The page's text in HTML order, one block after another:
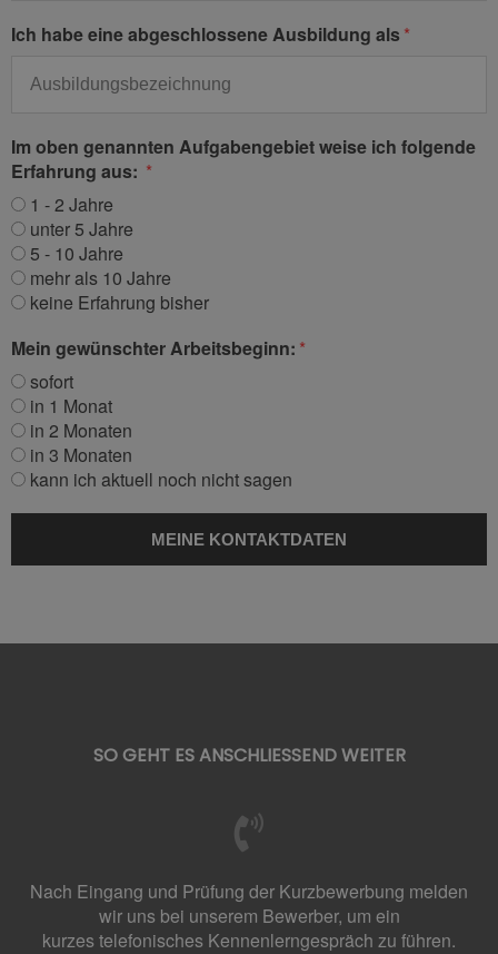
Ich habe eine abgeschlossene Ausbildung als
Im oben genannten Aufgabengebiet weise ich folgende
Erfahrung aus:
1 - 2 Jahre
unter 5 Jahre
5 - 10 Jahre
mehr als 10 Jahre
keine Erfahrung bisher
Mein gewünschter Arbeitsbeginn:
sofort
in 1 Monat
in 2 Monaten
in 3 Monaten
kann ich aktuell noch nicht sagen
SO GEHT ES ANSCHLIESSEND WEITER
Nach Eingang und Prüfung der Kurzbewerbung melden
wir uns bei unserem Bewerber, um ein
kurzes telefonisches Kennenlerngespräch zu führen.